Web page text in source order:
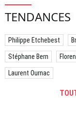
TENDANCES
Philippe Etchebest
Stéphane Bern
Laurent Ournac